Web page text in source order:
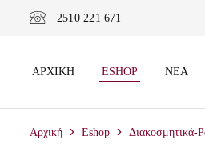
2510 221 671
ΑΡΧΙΚΉ ESHOP ΝΈΑ
Αρχική Eshop Διακοσμητικά-